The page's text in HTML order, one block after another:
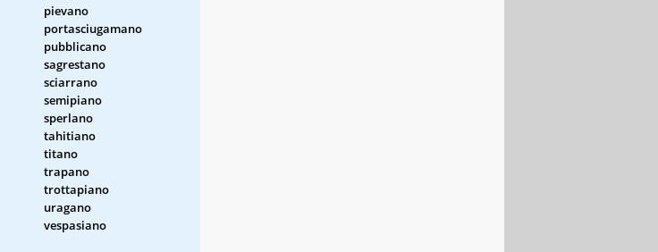
pievano
portasciugamano
pubblicano
sagrestano
sciarrano
semipiano
sperlano
tahitiano
titano
trapano
trottapiano
uragano
vespasiano